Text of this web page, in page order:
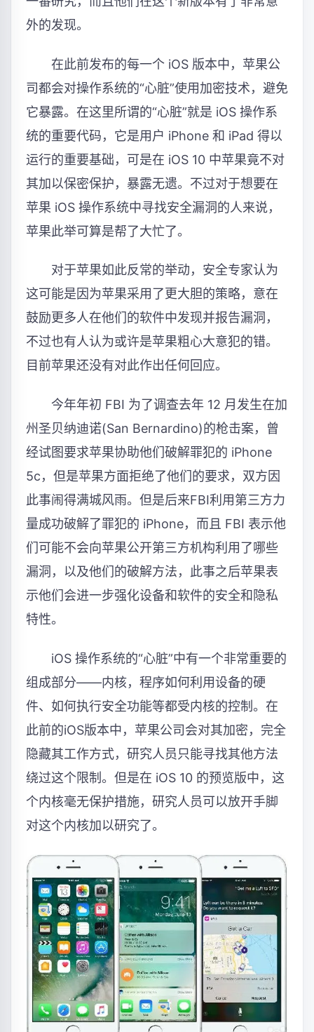
外的发现。
在此前发布的每一个 iOS 版本中，苹果公
司都会对操作系统的“心脏”使用加密技术，避免
它暴露。在这里所谓的“心脏”就是 iOS 操作系
统的重要代码，它是用户 iPhone 和 iPad 得以
运行的重要基础，可是在 iOS 10 中苹果竟不对
其加以保密保护，暴露无遗。不过对于想要在
苹果 iOS 操作系统中寻找安全漏洞的人来说，
苹果此举可算是帮了大忙了。
对于苹果如此反常的举动，安全专家认为
这可能是因为苹果采用了更大胆的策略，意在
鼓励更多人在他们的软件中发现并报告漏洞，
不过也有人认为或许是苹果粗心大意犯的错。
目前苹果还没有对此作出任何回应。
今年年初 FBI 为了调查去年 12 月发生在加
州圣贝纳迪诺(San Bernardino)的枪击案，曾
经试图要求苹果协助他们破解罪犯的 iPhone
5c，但是苹果方面拒绝了他们的要求，双方因
此事闹得满城风雨。但是后来FBI利用第三方力
量成功破解了罪犯的 iPhone，而且 FBI 表示他
们可能不会向苹果公开第三方机构利用了哪些
漏洞，以及他们的破解方法，此事之后苹果表
示他们会进一步强化设备和软件的安全和隐私
特性。
iOS 操作系统的“心脏”中有一个非常重要的
组成部分——内核，程序如何利用设备的硬
件、如何执行安全功能等都受内核的控制。在
此前的iOS版本中，苹果公司会对其加密，完全
隐藏其工作方式，研究人员只能寻找其他方法
绕过这个限制。但是在 iOS 10 的预览版中，这
个内核毫无保护措施，研究人员可以放开手脚
对这个内核加以研究了。